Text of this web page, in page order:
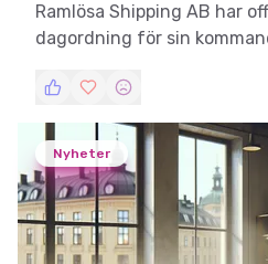
Ramlösa Shipping AB har
dagordning för sin
Nyheter